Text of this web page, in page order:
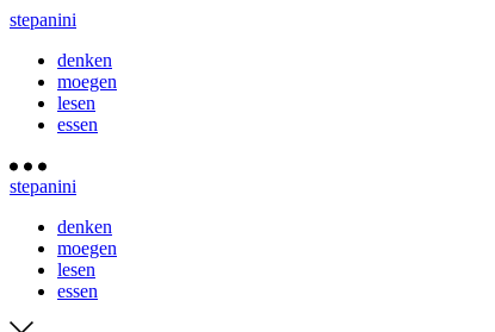
stepanini
denken
moegen
lesen
essen
stepanini
denken
moegen
lesen
essen